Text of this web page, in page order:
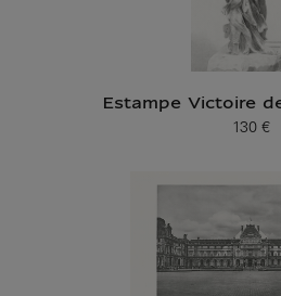
Estampe Victoire
Prix ​​actuel
130 €